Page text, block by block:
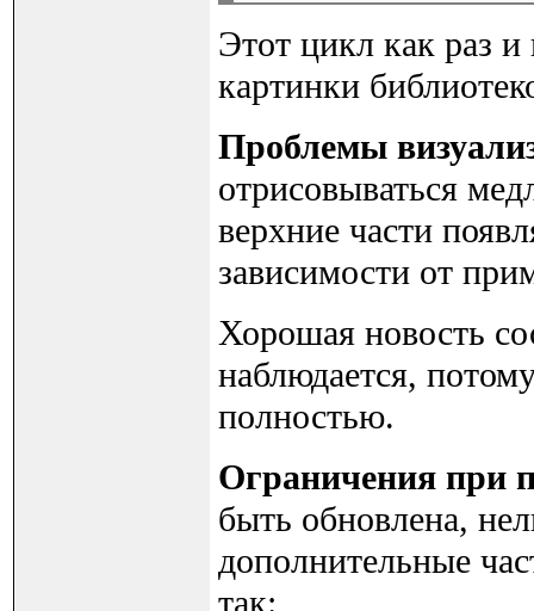
Этот цикл как раз
картинки
Проблемы
отрисовываться
верхние части
зависимости от
Хорошая новость
наблюдается,
полностью.
Ограничения при
быть обновлена,
дополнительные
так: